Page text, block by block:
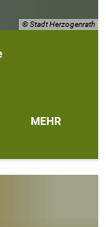
© Stadt Herzogenrath
MEHR